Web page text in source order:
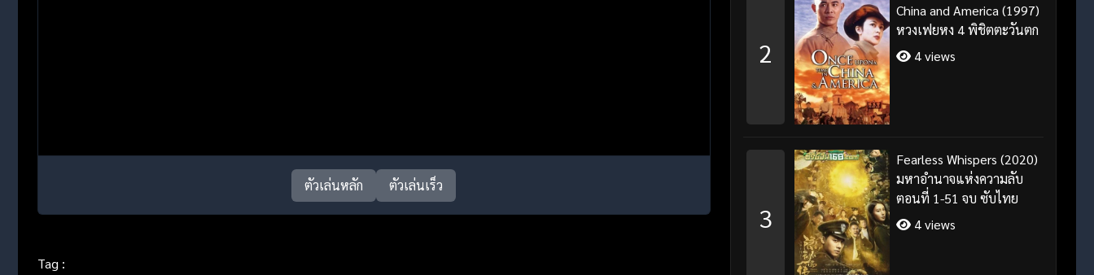
ตัวเล่นหลัก ตัวเล่นเร็ว
Tag :
2
China and America (1997)
หวงเฟยหง 4 พิชิตตะวันตก
4 views
3
Fearless Whispers (2020)
มหาอำนาจแห่งความลับ
ตอนที่ 1-51 จบ ซับไทย
4 views